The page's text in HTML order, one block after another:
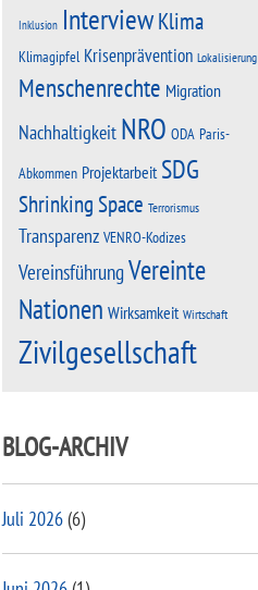
Inklusion Interview Klima
Klimagipfel Krisenprävention Lokalisierung
Menschenrechte Migration
Nachhaltigkeit NRO ODA Paris-
Abkommen Projektarbeit SDG
Shrinking Space Terrorismus
Transparenz VENRO-Kodizes
VereinsführungVereinte
Nationen Wirksamkeit Wirtschaft
Zivilgesellschaft
BLOG-ARCHIV
Juli 2026(6)